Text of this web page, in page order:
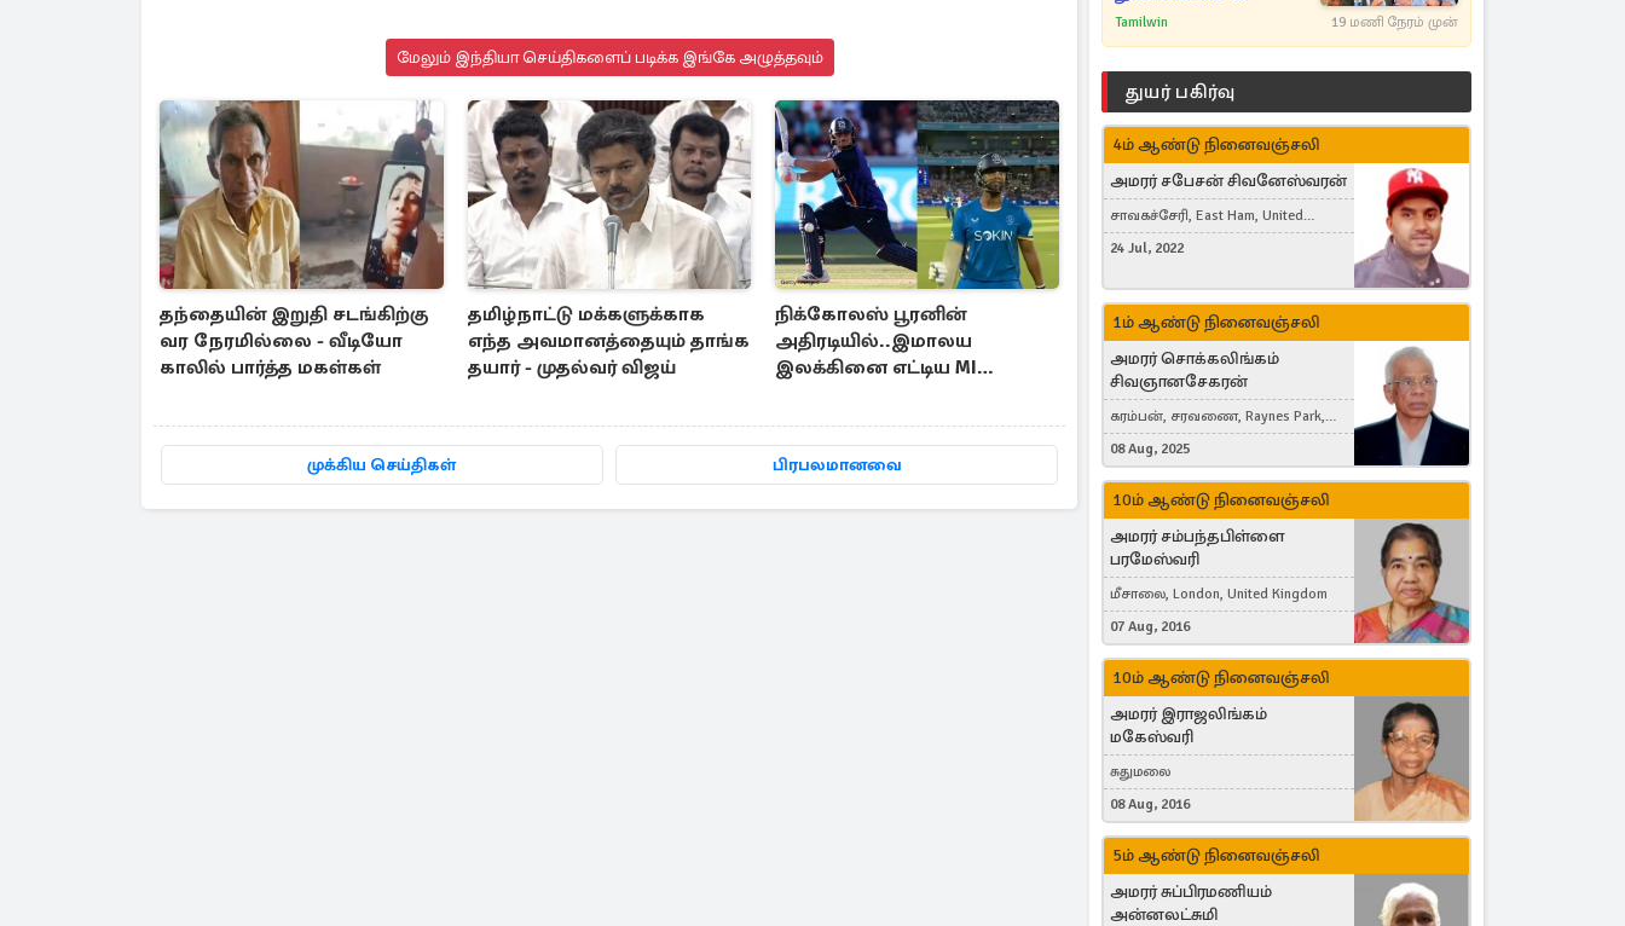
மேலும் இந்தியா செய்திகளைப் படிக்க இங்கே அழுத்தவும்
தந்தையின் இறுதி சடங்கிற்கு
வர நேரமில்லை - வீடியோ
காலில் பார்த்த மகள்கள்
தமிழ்நாட்டு மக்களுக்காக
எந்த அவமானத்தையும் தாங்க
தயார் - முதல்வர் விஜய்
நிக்கோலஸ் பூரனின்
அதிரடியில்..இமாலய
இலக்கினை எட்டிய MI
முக்கிய செய்திகள் பிரபலமானவை
அநுரவுக்குச் சென்ற
Tamilwin 19 மணி நேரம் முன்
துயர் பகிர்வு
4ம் ஆண்டு நினைவஞ்சலி
அமரர் சபேசன் சிவனேஸ்வரன்
சாவகச்சேரி, East Ham, United
Kingdom
24 Jul, 2022
1ம் ஆண்டு நினைவஞ்சலி
அமரர் சொக்கலிங்கம்
சிவஞானசேகரன்
கரம்பன், சரவணை, Raynes Park,
London, United Kingdom
08 Aug, 2025
10ம் ஆண்டு நினைவஞ்சலி
அமரர் சம்பந்தபிள்ளை
பரமேஸ்வரி
மீசாலை, London, United Kingdom
07 Aug, 2016
10ம் ஆண்டு நினைவஞ்சலி
அமரர் இராஜலிங்கம்
மகேஸ்வரி
சுதுமலை
08 Aug, 2016
5ம் ஆண்டு நினைவஞ்சலி
அமரர் சுப்பிரமணியம்
அன்னலட்சுமி